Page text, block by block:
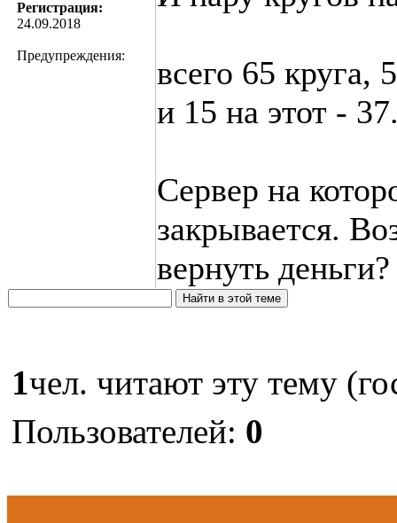
Регистрация:
24.09.2018
Предупреждения:
всего 65 круга,
и 15 на этот -
Сервер на
закрывается.
вернуть деньги?
1чел. читают эту тему
Пользователей: 0